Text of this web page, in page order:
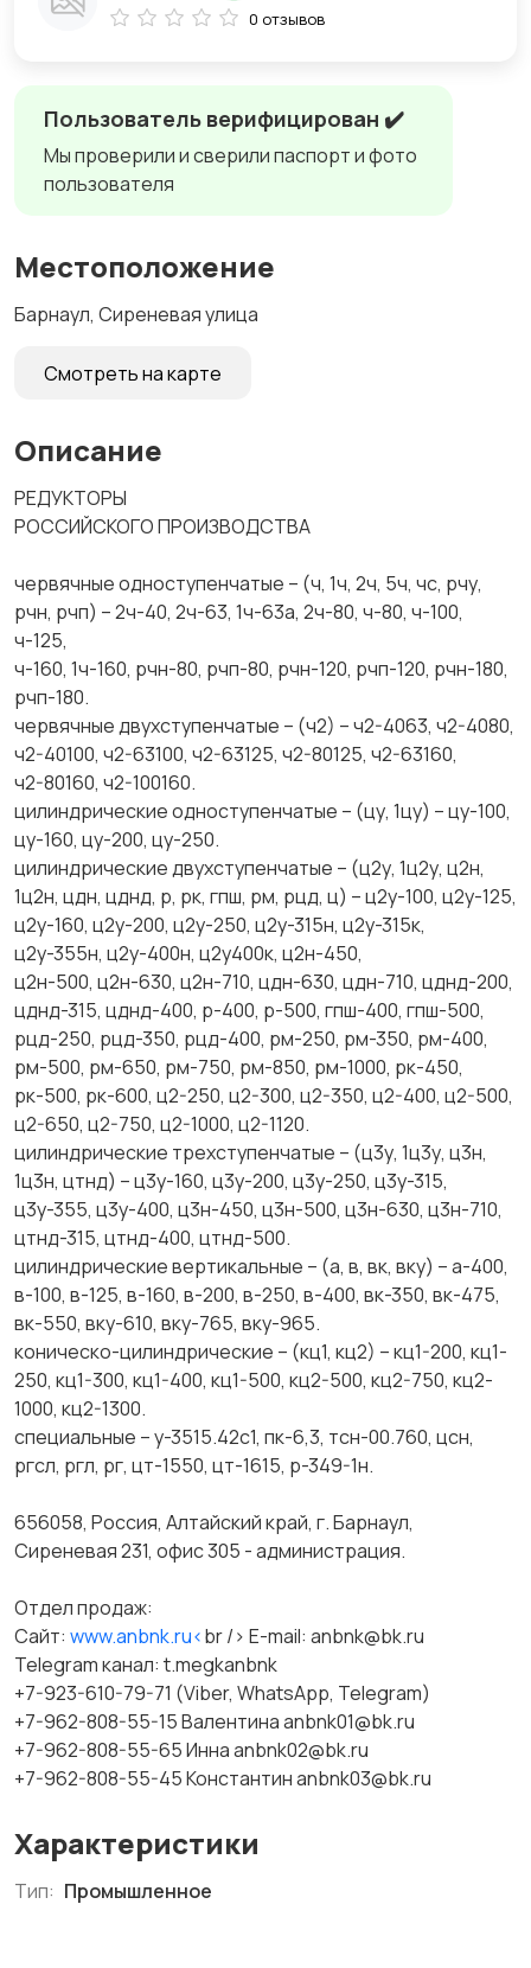
Пользователь верифицирован ✔️
Мы проверили и сверили паспорт и фото
пользователя
Местоположение
Барнаул, Сиреневая улица
Смотреть на карте
Описание
РЕДУКТОРЫ
РОССИЙСКОГО ПРОИЗВОДСТВА
червячные одноступенчатые – (ч, 1ч, 2ч, 5ч, чс, рчу,
рчн, рчп) – 2ч-40, 2ч-63, 1ч-63а, 2ч-80, ч-80, ч-100,
ч-125,
ч-160, 1ч-160, рчн-80, рчп-80, рчн-120, рчп-120, рчн-180,
рчп-180.
червячные двухступенчатые – (ч2) – ч2-4063, ч2-4080,
ч2-40100, ч2-63100, ч2-63125, ч2-80125, ч2-63160,
ч2-80160, ч2-100160.
цилиндрические одноступенчатые – (цу, 1цу) – цу-100,
цу-160, цу-200, цу-250.
цилиндрические двухступенчатые – (ц2у, 1ц2у, ц2н,
1ц2н, цдн, цднд, р, рк, гпш, рм, рцд, ц) – ц2у-100, ц2у-125,
ц2у-160, ц2у-200, ц2у-250, ц2у-315н, ц2у-315к,
ц2у-355н, ц2у-400н, ц2у400к, ц2н-450,
ц2н-500, ц2н-630, ц2н-710, цдн-630, цдн-710, цднд-200,
цднд-315, цднд-400, р-400, р-500, гпш-400, гпш-500,
рцд-250, рцд-350, рцд-400, рм-250, рм-350, рм-400,
рм-500, рм-650, рм-750, рм-850, рм-1000, рк-450,
рк-500, рк-600, ц2-250, ц2-300, ц2-350, ц2-400, ц2-500,
ц2-650, ц2-750, ц2-1000, ц2-1120.
цилиндрические трехступенчатые – (ц3у, 1ц3у, ц3н,
1ц3н, цтнд) – ц3у-160, ц3у-200, ц3у-250, ц3у-315,
ц3у-355, ц3у-400, ц3н-450, ц3н-500, ц3н-630, ц3н-710,
цтнд-315, цтнд-400, цтнд-500.
цилиндрические вертикальные – (а, в, вк, вку) – а-400,
в-100, в-125, в-160, в-200, в-250, в-400, вк-350, вк-475,
вк-550, вку-610, вку-765, вку-965.
коническо-цилиндрические – (кц1, кц2) – кц1-200, кц1-
250, кц1-300, кц1-400, кц1-500, кц2-500, кц2-750, кц2-
1000, кц2-1300.
специальные – у-3515.42с1, пк-6,3, тсн-00.760, цсн,
ргсл, ргл, рг, цт-1550, цт-1615, р-349-1н.
656058, Россия, Алтайский край, г. Барнаул,
Сиреневая 231, офис 305 - администрация.
Отдел продаж:
Сайт: www.anbnk.ru<br /> E-mail: anbnk@bk.ru
Telegram канал: t.megkanbnk
+7-923-610-79-71 (Viber, WhatsApp, Telegram)
+7-962-808-55-15 Валентина anbnk01@bk.ru
+7-962-808-55-65 Инна anbnk02@bk.ru
+7-962-808-55-45 Константин anbnk03@bk.ru
Характеристики
Тип: Промышленное
0 отзывов